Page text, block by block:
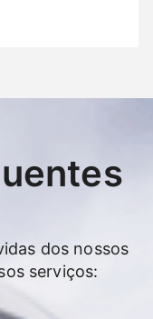
dos nossos
serviços: